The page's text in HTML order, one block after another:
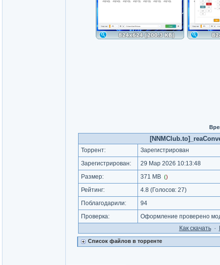
Торрент:
Зарегистрирован
Зарегистрирован:
29 Мар 2026 10:13:48
Размер:
371 MB ()
Рейтинг: 4.8 (Голосов: 27)
Поблагодарили:
94
Проверка:
Оформление проверено
Как cкачать·
Список файлов в торренте